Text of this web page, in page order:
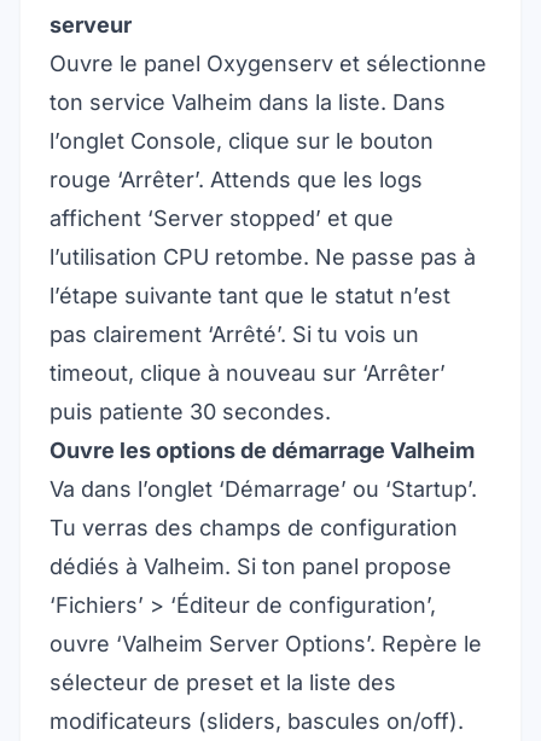
serveur
Ouvre le panel Oxygenserv et sélectionne
ton service Valheim dans la liste. Dans
l’onglet Console, clique sur le bouton
rouge ‘Arrêter’. Attends que les logs
affichent ‘Server stopped’ et que
l’utilisation CPU retombe. Ne passe pas à
l’étape suivante tant que le statut n’est
pas clairement ‘Arrêté’. Si tu vois un
timeout, clique à nouveau sur ‘Arrêter’
puis patiente 30 secondes.
Ouvre les options de démarrage Valheim
Va dans l’onglet ‘Démarrage’ ou ‘Startup’.
Tu verras des champs de configuration
dédiés à Valheim. Si ton panel propose
‘Fichiers’ > ‘Éditeur de configuration’,
ouvre ‘Valheim Server Options’. Repère le
sélecteur de preset et la liste des
modificateurs (sliders, bascules on/off).